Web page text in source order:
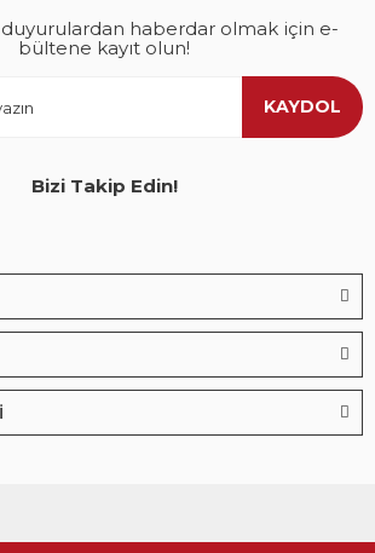
haberdar olmak için e-
bültene kayıt olun!
KAYDOL
Bizi Takip Edin!